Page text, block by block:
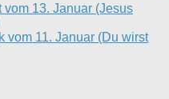
vom 13. Januar (Jesus
vom 11. Januar (Du wirst